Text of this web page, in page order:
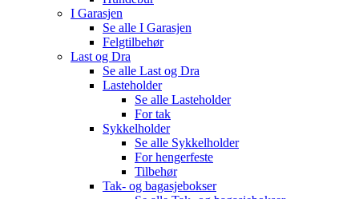
I Garasjen
Se alle I Garasjen
Felgtilbehør
Last og Dra
Se alle Last og Dra
Lasteholder
Se alle Lasteholder
For tak
Sykkelholder
Se alle Sykkelholder
For hengerfeste
Tilbehør
Tak- og bagasjebokser